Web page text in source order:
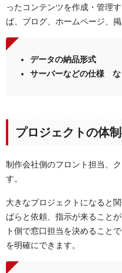
ったコンテンツを作成・管理
ば、ブログ、ホームページ、
データの納品形式
サーバーなどの仕様 な
プロジェクトの体
制作会社側のフロント担当、
す。
大きなプロジェクトになると
ばらと依頼、指示が来ること
ト側で窓口担当を決めること
を明確にできます。